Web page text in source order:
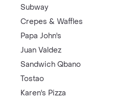
Subway
Crepes & Waffles
Papa John's
Juan Valdez
Sandwich Qbano
Tostao
Karen's Pizza